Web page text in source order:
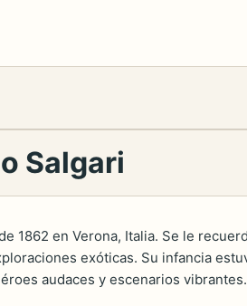
Salgari
1862 en Verona, Italia. Se le
exóticas. Su infancia
audaces y escenarios vibrantes.